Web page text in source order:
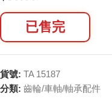
已售完
貨號: TA 15187
分類: 齒輪/車軸/軸承配件